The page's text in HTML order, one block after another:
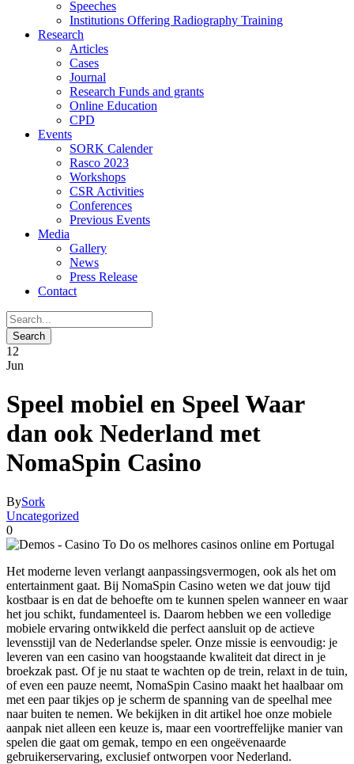
Speeches
Institutions Offering Radiography Training
Research
Articles
Cases
Journal
Research Funds and grants
Online Education
CPD
Events
SORK Calender
Rasco 2023
Workshops
CSR Activities
Conferences
Previous Events
Media
Gallery
News
Press Release
Contact
12
Jun
Speel mobiel en Speel Waar
dan ook Nederland met
NomaSpin Casino
BySork
Uncategorized
0
Het moderne leven verlangt aanpassingsvermogen, ook als het om
entertainment gaat. Bij NomaSpin Casino weten we dat jouw tijd
kostbaar is en dat de behoefte om te kunnen spelen wanneer en waar
het jou schikt, fundamenteel is. Daarom hebben we een volledige
mobiele ervaring ontwikkeld die perfect aansluit op de actieve
levensstijl van de Nederlandse speler. Onze missie is eenvoudig: je
leveren van een casino van hoogstaande kwaliteit dat direct in je
broekzak past. Of je nu staat te wachten op de trein, relaxt in de tuin,
of even een pauze neemt, NomaSpin Casino maakt het haalbaar om
met een paar tikjes op je scherm de spanning van de speelhal mee
naar buiten te nemen. We bekijken in dit artikel hoe onze mobiele
aanpak niet alleen een keuze is, maar een voortreffelijke manier van
spelen die gaat om gemak, tempo en een ongeëvenaarde
gebruikerservaring, exclusief ontworpen voor Nederland.